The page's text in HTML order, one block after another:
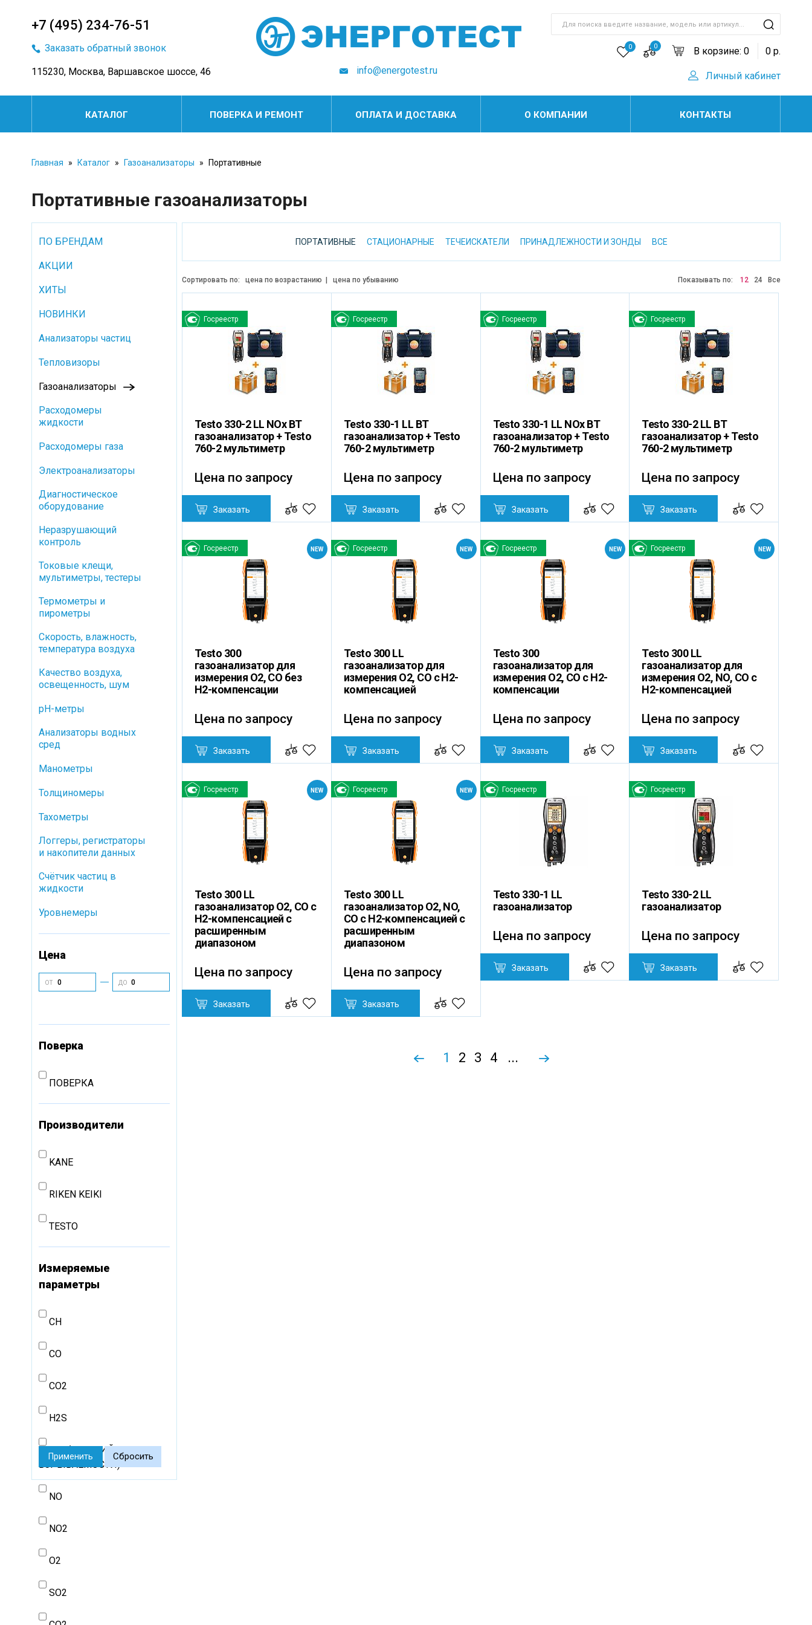
+7 (495) 234-76-51
Заказать обратный звонок
115230, Москва, Варшавское шоссе, 46 info@energotest.ru
0 0 В корзине: 0 0 р.
Личный кабинет
КАТАЛОГ ПОВЕРКА И РЕМОНТ ОПЛАТА И ДОСТАВКА О КОМПАНИИ КОНТАКТЫ
Главная » Каталог » Газоанализаторы » Портативные
Портативные газоанализаторы
ПОРТАТИВНЫЕ СТАЦИОНАРНЫЕ ТЕЧЕИСКАТЕЛИ ПРИНАДЛЕЖНОСТИ И ЗОНДЫ ВСЕ
Сортировать по: цена по возрастанию цена по убыванию Показывать по: 12 24 Все
Госреестр
Testo 330-2 LL NOx BT
газоанализатор + Testo
760-2 мультиметр
Цена по запросу
Заказать
Госреестр
Testo 330-1 LL BT
газоанализатор + Testo
760-2 мультиметр
Цена по запросу
Заказать
Госреестр
Testo 330-1 LL NOx BT
газоанализатор + Testo
760-2 мультиметр
Цена по запросу
Заказать
Госреестр
Testo 330-2 LL BT
газоанализатор + Testo
760-2 мультиметр
Цена по запросу
Заказать
Госреестр NEW
Testo 300
газоанализатор для
измерения O2, СО без
H2-компенсации
Цена по запросу
Заказать
Госреестр NEW
Testo 300 LL
газоанализатор для
измерения O2, СО с H2-
компенсацией
Цена по запросу
Заказать
Госреестр NEW
Testo 300
газоанализатор для
измерения O2, СО с H2-
компенсации
Цена по запросу
Заказать
Госреестр NEW
Testo 300 LL
газоанализатор для
измерения O2, NO, СО с
H2-компенсацией
Цена по запросу
Заказать
Госреестр NEW
Testo 300 LL
газоанализатор O2, СО с
H2-компенсацией с
расширенным
диапазоном
Цена по запросу
Заказать
Госреестр NEW
Testo 300 LL
газоанализатор O2, NO,
СО с H2-компенсацией с
расширенным
диапазоном
Цена по запросу
Заказать
Госреестр
Testo 330-1 LL
газоанализатор
Цена по запросу
Заказать
Госреестр
Testo 330-2 LL
газоанализатор
Цена по запросу
Заказать
1 2 3 4 ...
ПО БРЕНДАМ
АКЦИИ
ХИТЫ
НОВИНКИ
Анализаторы частиц
Тепловизоры
Газоанализаторы
Расходомеры
жидкости
Расходомеры газа
Электроанализаторы
Диагностическое
оборудование
Неразрушающий
контроль
Токовые клещи,
мультиметры, тестеры
Термометры и
пирометры
Скорость, влажность,
температура воздуха
Качество воздуха,
освещенность, шум
pH-метры
Анализаторы водных
сред
Манометры
Толщиномеры
Тахометры
Логгеры, регистраторы
и накопители данных
Cчётчик частиц в
жидкости
Уровнемеры
Цена
ОТ ДО
Поверка
ПОВЕРКА
Производители
KANE
RIKEN KEIKI
TESTO
Измеряемые
параметры
CH
CO
CO2
H2S
LEL (НИЖНИЙ ПРЕДЕЛ
ВЗРЫВАЕМОСТИ)
NO
NO2
O2
SO2
Применить Сбросить